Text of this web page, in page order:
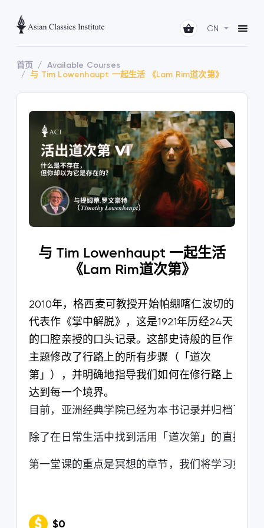
CN
首页
Available Courses
与 Tim Lowenhaupt 一起生活 《Lam Rim道次第》
与 Tim Lowenhaupt 一起生活
《Lam Rim道次第》
2010年，格西麦可教授开始帕绷喀仁波切的
代表作《掌中解脱》，这是1921年历经24天
的口腔亲授的口头记录。这部史诗般的巨作
主题修改了行路上的所有步骤（「道次
第」），并明确地指导我们如何在修行路上
达到每一个境界。
第一堂课的重点是冥想的章节，我们将学习如何
$0